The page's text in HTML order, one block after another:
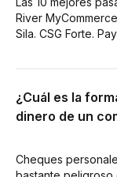
River
Sila. CSG Forte.
¿Cuál es la
dinero de un
Cheques